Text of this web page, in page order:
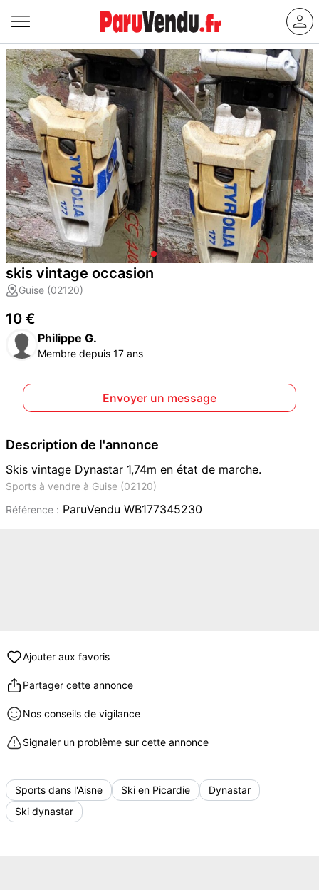
skis vintage occasion
Guise (02120)
10 €
Philippe G.
Membre depuis 17 ans
Envoyer un message
Description de l'annonce
Skis vintage Dynastar 1,74m en état de marche.
Sports à vendre à Guise (02120)
Référence : ParuVendu WB177345230
Ajouter aux favoris
Partager cette annonce
Nos conseils de vigilance
Signaler un problème sur cette annonce
Sports dans l'Aisne Ski en Picardie
Dynastar
Ski dynastar